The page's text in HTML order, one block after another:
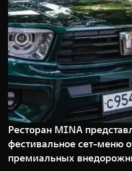
TANK 500
Веди за собой
от 6 499 000 ₽
TANK Финансы
Корпоративным клиентам
TANK ФИНАНСЫ
TANK Кредит
TANK Лизинг
TANK Страхование
Сервис
Специальные предложения
Моторные масла
ЦИФРОВЫЕ СЕРВИСЫ TANK
Цифровые сервисы TANK
Подписки
Ресторан MINA
фестивальное сет-меню
премиальных